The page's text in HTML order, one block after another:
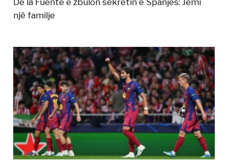
De la Fuente e zbulon sekretin e Spanjës: Jemi
një familje